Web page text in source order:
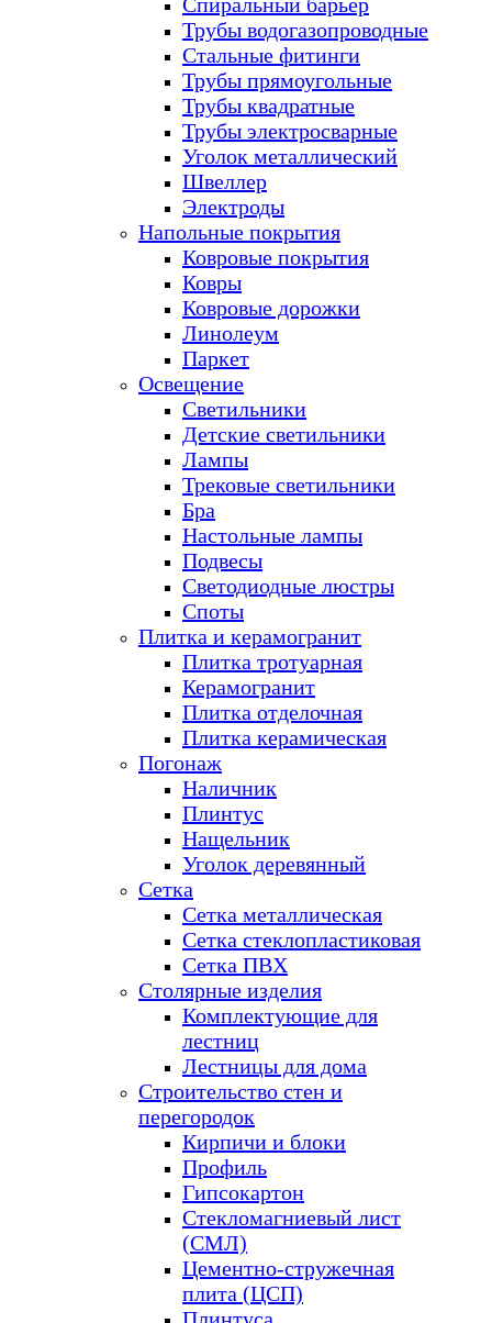
Трубы водогазопроводные
Стальные фитинги
Трубы прямоугольные
Трубы квадратные
Трубы электросварные
Уголок металлический
Швеллер
Электроды
Напольные покрытия
Ковровые покрытия
Ковры
Ковровые дорожки
Линолеум
Паркет
Освещение
Светильники
Детские светильники
Лампы
Трековые светильники
Бра
Настольные лампы
Подвесы
Светодиодные люстры
Споты
Плитка и керамогранит
Плитка тротуарная
Керамогранит
Плитка отделочная
Плитка керамическая
Погонаж
Наличник
Плинтус
Нащельник
Уголок деревянный
Сетка
Сетка металлическая
Сетка стеклопластиковая
Сетка ПВХ
Столярные изделия
Комплектующие для
лестниц
Лестницы для дома
Строительство стен и
перегородок
Кирпичи и блоки
Профиль
Гипсокартон
Стекломагниевый лист
(СМЛ)
Цементно-стружечная
плита (ЦСП)